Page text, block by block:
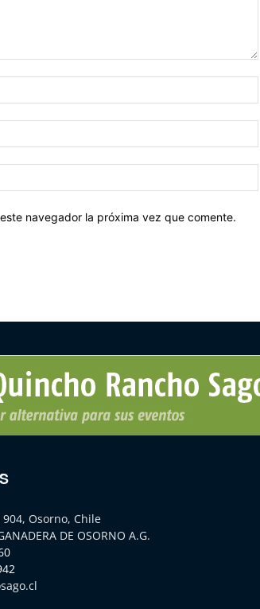
navegador la próxima vez que comente.
Osorno, Chile
DE OSORNO A.G.